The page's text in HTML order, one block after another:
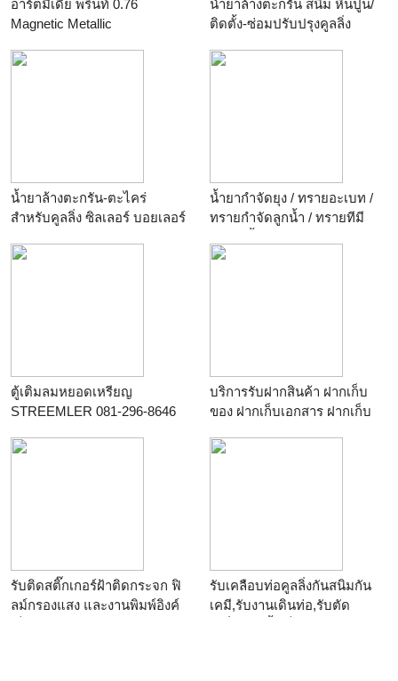
อาร์ตมีเดีย พริ๊นท์ 0.76
Magnetic Metallic
น้ำยาล้างตะกรัน สนิม หินปูน/
ติดตั้ง-ซ่อมปรับปรุงคูลลิ่ง
น้ำยาล้างตะกรัน-ตะไคร่
สำหรับคูลลิ่ง ซิลเลอร์ บอยเลอร์
น้ำยากำจัดยุง / ทรายอะเบท /
ทรายกำจัดลูกน้ำ / ทรายทีมี
ติดต่อ 086-519-3144
ตู้เติมลมหยอดเหรียญ
STREEMLER 081-296-8646
บริการรับฝากสินค้า ฝากเก็บ
ของ ฝากเก็บเอกสาร ฝากเก็บ
คอนเทนเนอร์เก็บสินค้า
รับติดสติ๊กเกอร์ฝ้าติดกระจก ฟิ
ลม์กรองแสง และงานพิมพ์อิงค์
รับเคลือบท่อคูลลิ่งกันสนิมกัน
เคมี,รับงานเดินท่อ,รับตัด